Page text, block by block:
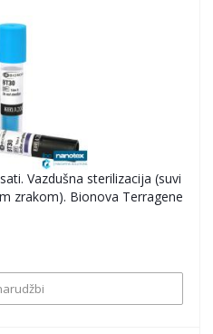
Vazdušna sterilizacija (suvi
zrakom). Bionova Terragene